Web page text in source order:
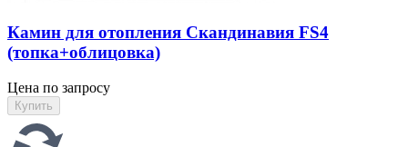
Камин для отопления Скандинавия FS4
(топка+облицовка)
Цена по запросу